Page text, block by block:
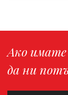
Ако имате
да ни